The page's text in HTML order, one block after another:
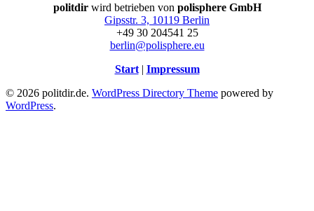
politdirwird betrieben von polisphere GmbH
Gipsstr. 3, 10119 Berlin
+49 30 204541 25
berlin@polisphere.eu
Start| Impressum
© 2026 politdir.de. WordPress Directory Theme powered by
WordPress.